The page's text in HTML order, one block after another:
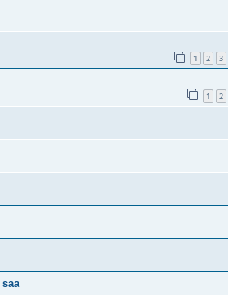
1 2 3
1 2